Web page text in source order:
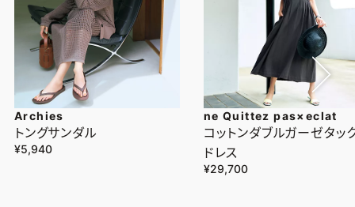
Archies
トングサンダル
¥5,940
ne Quittez pas×eclat
コットンダブルガーゼタッ
ドレス
¥29,700